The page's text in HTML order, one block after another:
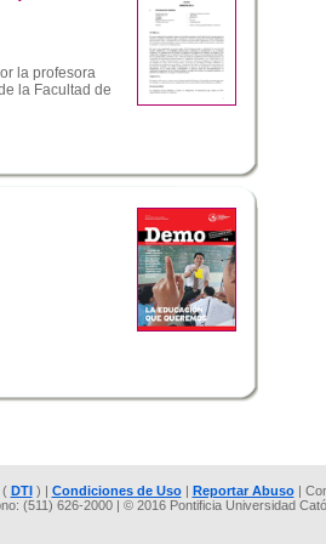
la profesora
la Facultad de
( DTI) | Condiciones de Uso| Reportar Abuso|
(511) 626-2000 | © 2016 Pontificia Universidad